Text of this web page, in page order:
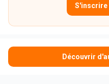
Découvrir